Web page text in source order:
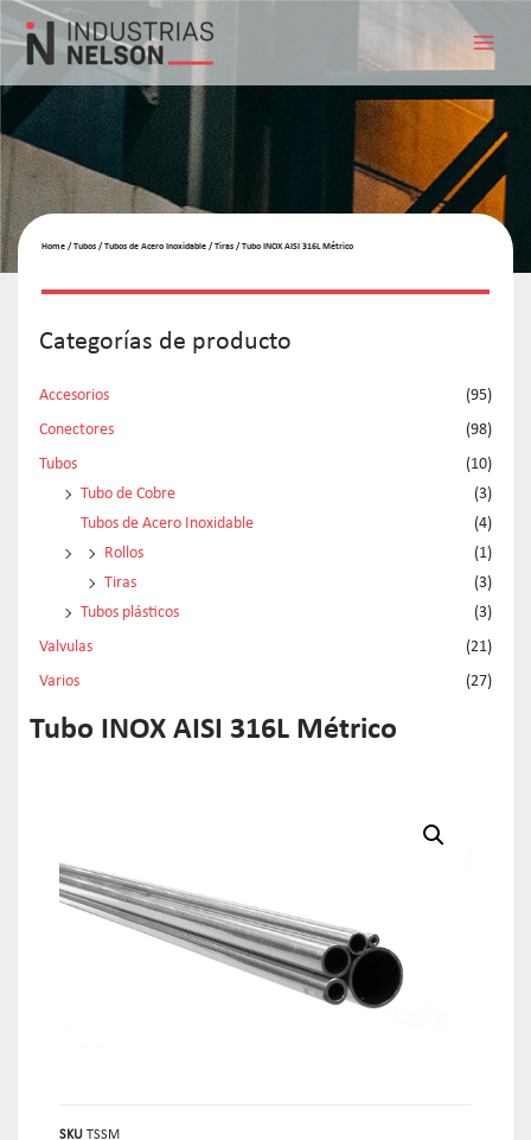
Home /Tubos /Tubos de Acero Inoxidable /Tiras / Tubo INOX AISI 316L Métrico
Categorías de producto
Accesorios
(95)
Conectores
(98)
Tubos
(10)
Tubo de Cobre
(3)
Tubos de Acero Inoxidable
(4)
Rollos
(1)
Tiras
(3)
Tubos plásticos
(3)
Valvulas
(21)
Varios
(27)
Tubo INOX AISI 316L Métrico
SKU TSSM